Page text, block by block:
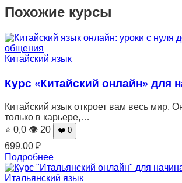
Похожие курсы
Китайский язык
Курс «Китайский онлайн» для
Китайский язык откроет вам весь мир.
только в карьере,…
⭐ 0,0 👁 20 ❤️ 0
699,00 ₽
Подробнее
Итальянский язык